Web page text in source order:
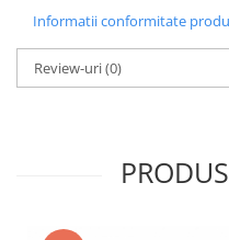
Informatii conformitate
Review-uri(0)